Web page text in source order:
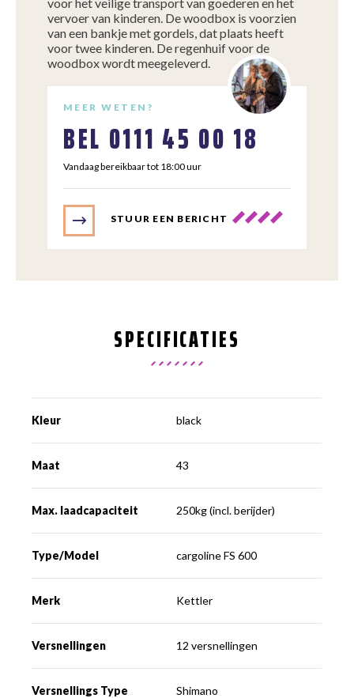
vervoer van kinderen. De woodbox is voorzien
van een bankje met gordels, dat plaats heeft
voor twee kinderen. De regenhuif voor de
woodbox wordt meegeleverd.
MEER WETEN?
BEL 0111 45 00 18
Vandaag bereikbaar tot 18:00 uur
STUUR EEN BERICHT
SPECIFICATIES
Kleur black
Maat 43
Max. laadcapaciteit 250kg (incl. berijder)
Type/Model cargoline FS 600
Merk Kettler
Versnellingen 12 versnellingen
Versnellings Type Shimano